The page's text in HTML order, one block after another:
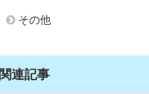
その他
関連記事